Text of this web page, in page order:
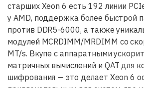
старших Xeon 6 есть 192 линии
у AMD, поддержка более быстрой
против DDR5-6000, а также
модулей MCRDIMM/MRDIMM со
MT/s. Вкупе с аппаратными
матричных вычислений и QAT для
шифрования — это делает Xeon 6